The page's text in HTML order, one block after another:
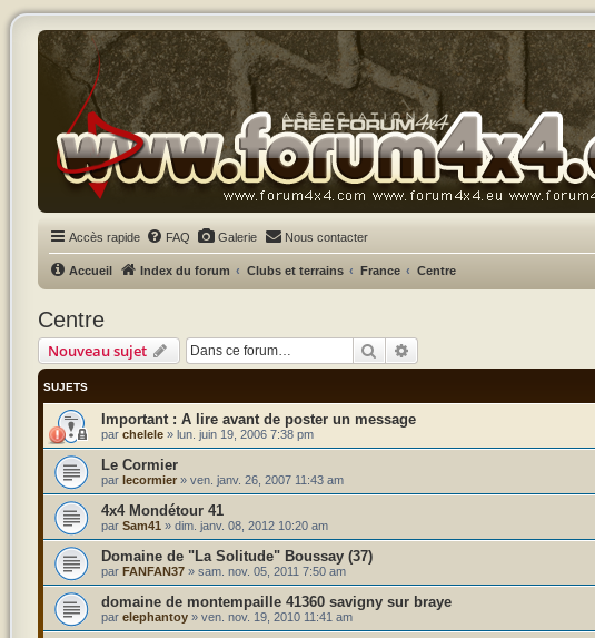
Accès rapide FAQ Galerie Nous contacter
Accueil Index du forum Clubs et terrains France Centre
Centre
Nouveau sujet Rechercher
SUJETS
A lire avant de poster un message
par chelele» lun. juin 19, 2006 7:38 pm
Le Cormier
par lecormier» ven. janv. 26, 2007 11:43 am
4x4 Mondétour 41
par Sam41 » dim. janv. 08, 2012 10:20 am
Domaine de "La Solitude" Boussay (37)
par FANFAN37» sam. nov. 05, 2011 7:50 am
domaine de montempaille 41360 savigny sur braye
par elephantoy» ven. nov. 19, 2010 11:41 am